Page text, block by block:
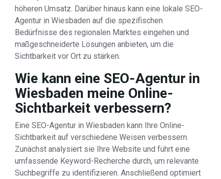
höheren Umsatz. Darüber hinaus kann eine lokale SEO-
Agentur in Wiesbaden auf die spezifischen
Bedürfnisse des regionalen Marktes eingehen und
maßgeschneiderte Lösungen anbieten, um die
Sichtbarkeit vor Ort zu stärken.
Wie kann eine SEO-Agentur in
Wiesbaden meine Online-
Sichtbarkeit verbessern?
Eine SEO-Agentur in Wiesbaden kann Ihre Online-
Sichtbarkeit auf verschiedene Weisen verbessern.
Zunächst analysiert sie Ihre Website und führt eine
umfassende Keyword-Recherche durch, um relevante
Suchbegriffe zu identifizieren. Anschließend optimiert